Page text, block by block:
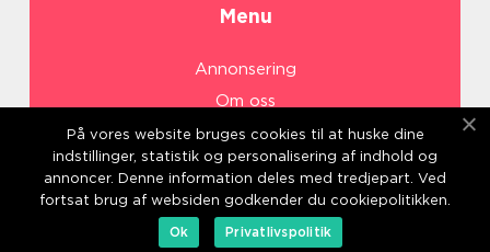
Menu
Annonsering
Om oss
Cookies
Kontakta oss
Sitemap
På vores website bruges cookies til at huske dine
indstillinger, statistik og personalisering af indhold og
annoncer. Denne information deles med tredjepart. Ved
fortsat brug af websiden godkender du cookiepolitikken.
Ok
Privatlivspolitik